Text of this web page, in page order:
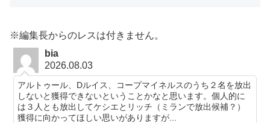
※編集長からのレスは付きません。
bia
2026.08.03
アルトゥール、Dルイス、コープマイネルスのうち２名を放出
しないと獲得できないということかなと思います。個人的に
は３人とも放出してケシエとリッチ（ミランで放出候補？）
獲得に向かってほしい思いがありますが...